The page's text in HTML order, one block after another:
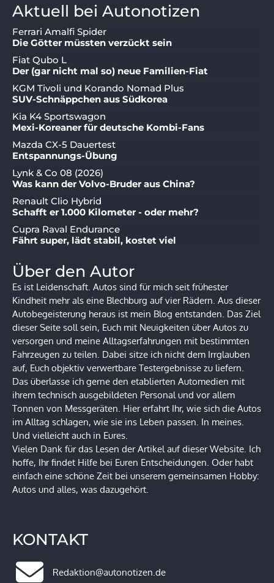
Aktuell bei Autonotizen
Ferrari Amalfi Spider
Die Götter müssten verzückt sein
Fiat Qubo L
Der (gar nicht mal so) neue Familien-Fiat
KGM Tivoli und Korando Nomad Plus
SUV-Schnäppchen aus Südkorea
Kia K4 Sportswagon
Mexi-Koreaner für deutsche Kombi-Fans
Mazda CX-5 Dauertest
Entspannungs-Übung
Lynk & Co 08 (2026)
Was kann der Volvo-Bruder aus China?
Renault Clio Hybrid
Schafft er 1.000 Kilometer - oder mehr?
Cupra Raval Endurance
Fährt super, lädt stabil, kostet viel
Über den Autor
Es ist Leidenschaft. Autos sind für mich seit frühester
Kindheit mehr als eine Blechburg auf vier Rädern. Aus dieser
Autobegeisterung heraus ist mein Blog entstanden. Das Ziel
dieser Seite soll sein, Euch mit Neuigkeiten über Autos zu
versorgen und meine Alltagserfahrungen mit bestimmten
Fahrzeugen zu teilen. Dabei sitze ich nicht dem Irrglauben
auf, Euch objektiv verwertbare Testergebnisse zu liefern.
Das überlasse ich gerne den etablierten Automedien mit
ihrem technisch ausgebildeten Personal und vor allem
Tonnen von Messgeräten. Hier erfahrt Ihr, wie sich die Autos
im Alltag schlagen, wie sie ins Leben passen. In meines.
Und vielleicht auch in Eures.
Vielen Dank für das Lesen der Artikel auf dieser Website. Ich
hoffe, Ihr findet Hilfe bei Euren Entscheidungen. Oder habt
einfach eine schöne Zeit bei unserem gemeinsamen Hobby:
Autos und alles, was dazugehört.
KONTAKT
Redaktion@autonotizen.de